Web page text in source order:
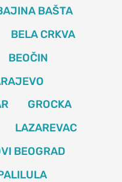
BAŠTA
BELA CRKVA
BEOČIN
GROCKA
LAZAREVAC
BEOGRAD